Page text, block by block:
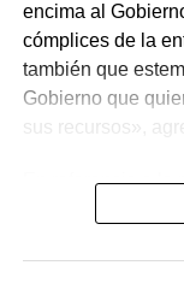
encima al
cómplices de la
también que
Gobierno que
sus recursos»,
En referencia a la
apuntó que «a
movilizar para